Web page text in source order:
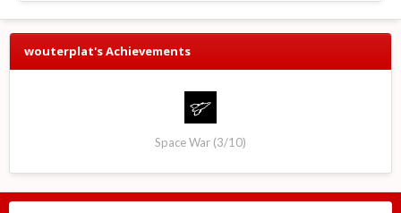
wouterplat's Achievements
Space War (3/10)